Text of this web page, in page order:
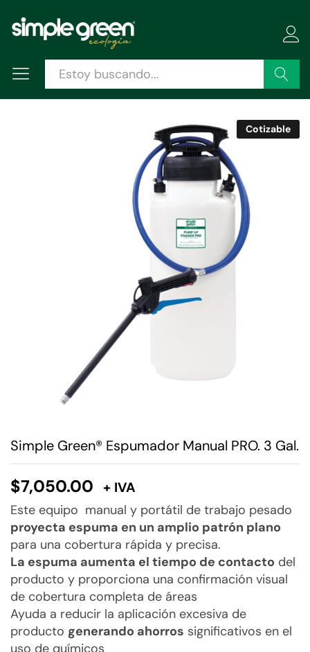
Buscar
Cotizable
Simple Green® Espumador Manual PRO. 3 Gal.
$7,050.00 + IVA
Este equipo manual y portátil de trabajo pesado
proyecta espuma en un amplio patrón plano
para una cobertura rápida y precisa.
La espuma aumenta el tiempo de contacto del
producto y proporciona una confirmación visual
de cobertura completa de áreas
Ayuda a reducir la aplicación excesiva de
producto generando ahorros significativos en el